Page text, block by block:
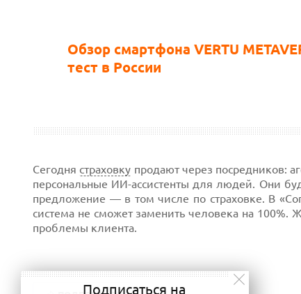
Обзор смартфона VERTU
тест в России
Сегодня страховку продают через посредников:
персональные ИИ-ассистенты для людей. Они
предложение — в том числе по страховке. В
система не сможет заменить человека на
проблемы клиента.
Подписаться на